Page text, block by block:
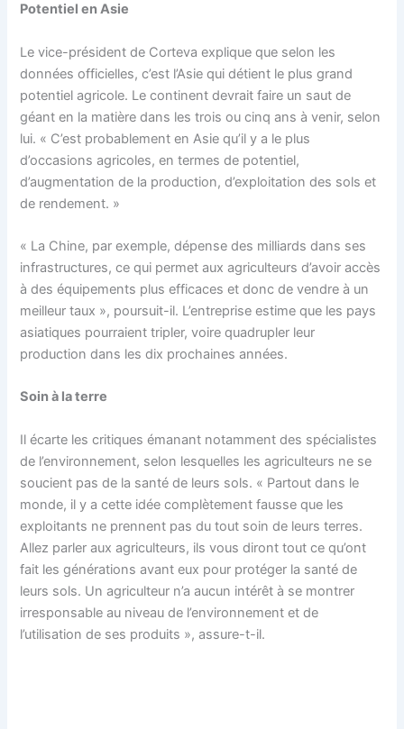
Potentiel en Asie
Le vice-président de Corteva explique que selon les
données officielles, c’est l’Asie qui détient le plus grand
potentiel agricole. Le continent devrait faire un saut de
géant en la matière dans les trois ou cinq ans à venir, selon
lui. « C’est probablement en Asie qu’il y a le plus
d’occasions agricoles, en termes de potentiel,
d’augmentation de la production, d’exploitation des sols et
de rendement. »
« La Chine, par exemple, dépense des milliards dans ses
infrastructures, ce qui permet aux agriculteurs d’avoir accès
à des équipements plus efficaces et donc de vendre à un
meilleur taux », poursuit-il. L’entreprise estime que les pays
asiatiques pourraient tripler, voire quadrupler leur
production dans les dix prochaines années.
Soin à la terre
Il écarte les critiques émanant notamment des spécialistes
de l’environnement, selon lesquelles les agriculteurs ne se
soucient pas de la santé de leurs sols. « Partout dans le
monde, il y a cette idée complètement fausse que les
exploitants ne prennent pas du tout soin de leurs terres.
Allez parler aux agriculteurs, ils vous diront tout ce qu’ont
fait les générations avant eux pour protéger la santé de
leurs sols. Un agriculteur n’a aucun intérêt à se montrer
irresponsable au niveau de l’environnement et de
l’utilisation de ses produits », assure-t-il.